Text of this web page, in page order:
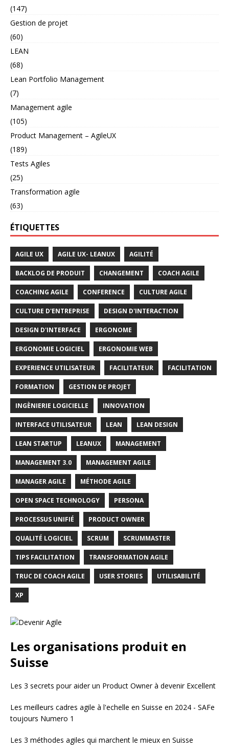
(147)
Gestion de projet
(60)
LEAN
(68)
Lean Portfolio Management
(7)
Management agile
(105)
Product Management – AgileUX
(189)
Tests Agiles
(25)
Transformation agile
(63)
ÉTIQUETTES
AGILE UX AGILE UX- LEANUX AGILITÉ
BACKLOG DE PRODUIT CHANGEMENT COACH AGILE
COACHING AGILE CONFERENCE CULTURE AGILE
CULTURE D'ENTREPRISE DESIGN D'INTERACTION
DESIGN D'INTERFACE ERGONOME
ERGONOMIE LOGICIEL ERGONOMIE WEB
EXPERIENCE UTILISATEUR FACILITATEUR FACILITATION
FORMATION GESTION DE PROJET
INGÈNIERIE LOGICIELLE INNOVATION
INTERFACE UTILISATEUR LEAN LEAN DESIGN
LEAN STARTUP LEANUX MANAGEMENT
MANAGEMENT 3.0 MANAGEMENT AGILE
MANAGER AGILE MÉTHODE AGILE
OPEN SPACE TECHNOLOGY PERSONA
PROCESSUS UNIFIÉ PRODUCT OWNER
QUALITÉ LOGICIEL SCRUM SCRUMMASTER
TIPS FACILITATION TRANSFORMATION AGILE
TRUC DE COACH AGILE USER STORIES UTILISABILITÉ
XP
Les organisations produit en
Suisse
Les 3 secrets pour aider un Product Owner à devenir Excellent
Les meilleurs cadres agile à l'echelle en Suisse en 2024 - SAFe
toujours Numero 1
Les 3 méthodes agiles qui marchent le mieux en Suisse